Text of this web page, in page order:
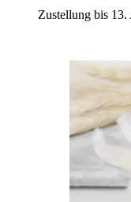
Zustellung bis 13.